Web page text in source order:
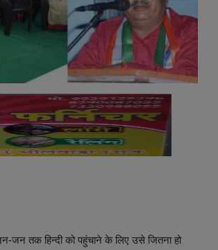
जन तक हिन्दी को पहुंचाने के लिए उसे जितना हो